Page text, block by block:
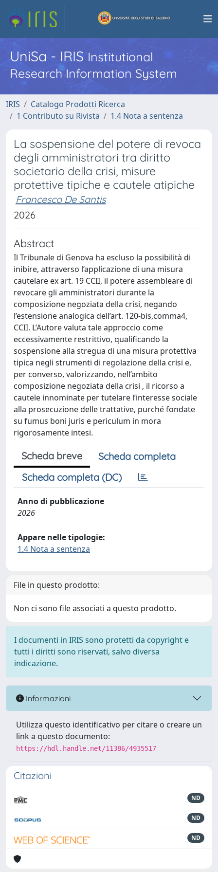
UniSa - IRISInstitutional
Research Information System
IRIS
Catalogo Prodotti Ricerca
1 Contributo su Rivista
1.4 Nota a sentenza
La sospensione del potere di revoca
degli amministratori tra diritto
societario della crisi, misure
protettive tipiche e cautele atipiche
Francesco De Santis
2026
Abstract
Il Tribunale di Genova ha escluso la possibilità di
inibire, attraverso l’applicazione di una misura
cautelare ex art. 19 CCII, il potere assembleare di
revocare gli amministratori durante la
composizione negoziata della crisi, negando
l’estensione analogica dell’art. 120-bis,comma4,
CCII. L’Autore valuta tale approccio come
eccessivamente restrittivo, qualificando la
sospensione alla stregua di una misura protettiva
tipica negli strumenti di regolazione della crisi e,
per converso, valorizzando, nell’ambito
composizione negoziata della crisi , il ricorso a
cautele innominate per tutelare l’interesse sociale
alla prosecuzione delle trattative, purché fondate
su fumus boni juris e periculum in mora
rigorosamente intesi.
Scheda breve
Scheda completa
Scheda completa (DC)
Anno di pubblicazione
2026
Appare nelle tipologie:
1.4 Nota a sentenza
File in questo prodotto:
Non ci sono file associati a questo prodotto.
I documenti in IRIS sono protetti da copyright e
tutti i diritti sono riservati, salvo diversa
indicazione.
Informazioni
Utilizza questo identificativo per citare o creare un
link a questo documento:
https://hdl.handle.net/11386/4935517
Citazioni
ND
ND
ND